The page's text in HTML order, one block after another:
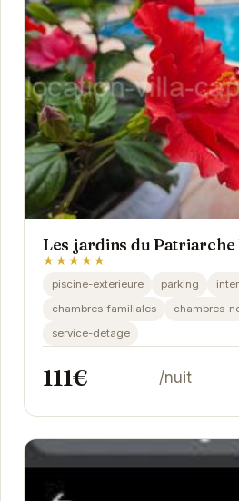
Les jardins du Patriarche
★★★★★
piscine-exterieure parking
chambres-familiales
chambres-
service-detage
111€ /nuit